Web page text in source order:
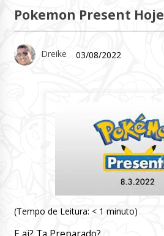
Pokemon Present Hoje
Dreike 03/08/2022
(Tempo de Leitura: < 1 minuto)